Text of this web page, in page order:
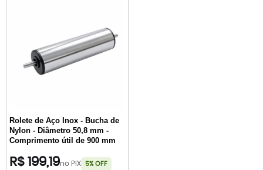
Rolete de Aço Inox - Bucha de
Nylon - Diâmetro 50,8 mm -
Comprimento útil de 900 mm
R$ 199,19no PIX 5% OFF